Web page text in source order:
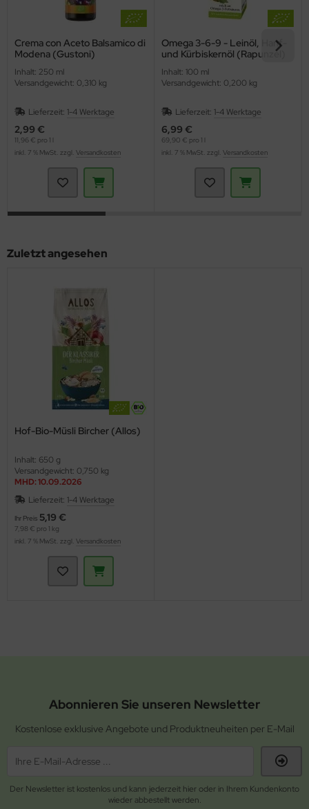
Crema con Aceto Balsamico di
Modena (Gustoni)
Inhalt: 250 ml
Versandgewicht: 0,310 kg
Lieferzeit: 1-4 Werktage
2,99 €
11,96 € pro 1 l
inkl. 7 % MwSt. zzgl. Versandkosten
Omega 3-6-9 - Leinöl, Hanf-
und Kürbiskernöl (Rapunzel)
Inhalt: 100 ml
Versandgewicht: 0,200 kg
Lieferzeit: 1-4 Werktage
6,99 €
69,90 € pro 1 l
inkl. 7 % MwSt. zzgl. Versandkosten
Zuletzt angesehen
Hof-Bio-Müsli Bircher (Allos)
Inhalt: 650 g
Versandgewicht: 0,750 kg
MHD: 10.09.2026
Lieferzeit: 1-4 Werktage
Ihr Preis 5,19 €
7,98 € pro 1 kg
inkl. 7 % MwSt. zzgl. Versandkosten
Abonnieren Sie unseren Newsletter
Kostenlose exklusive Angebote und Produktneuheiten per E-Mail
Der Newsletter ist kostenlos und kann jederzeit hier oder in Ihrem Kundenkonto
wieder abbestellt werden.